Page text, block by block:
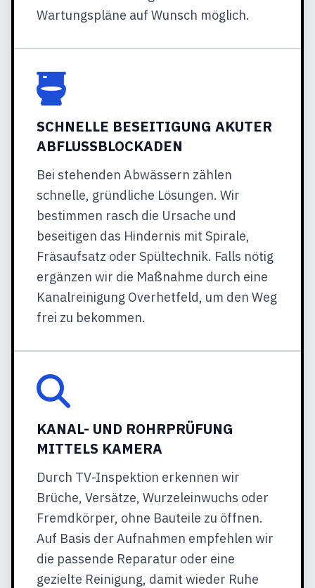
Wartungspläne auf Wunsch möglich.
SCHNELLE BESEITIGUNG AKUTER
ABFLUSSBLOCKADEN
Bei stehenden Abwässern zählen
schnelle, gründliche Lösungen. Wir
bestimmen rasch die Ursache und
beseitigen das Hindernis mit Spirale,
Fräsaufsatz oder Spültechnik. Falls nötig
ergänzen wir die Maßnahme durch eine
Kanalreinigung Overhetfeld, um den Weg
frei zu bekommen.
KANAL- UND ROHRPRÜFUNG
MITTELS KAMERA
Durch TV-Inspektion erkennen wir
Brüche, Versätze, Wurzeleinwuchs oder
Fremdkörper, ohne Bauteile zu öffnen.
Auf Basis der Aufnahmen empfehlen wir
die passende Reparatur oder eine
gezielte Reinigung, damit wieder Ruhe